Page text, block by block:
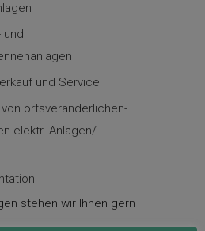
und
und Service
ortsveränderlichen-
elektr. Anlagen/
stehen wir Ihnen gern